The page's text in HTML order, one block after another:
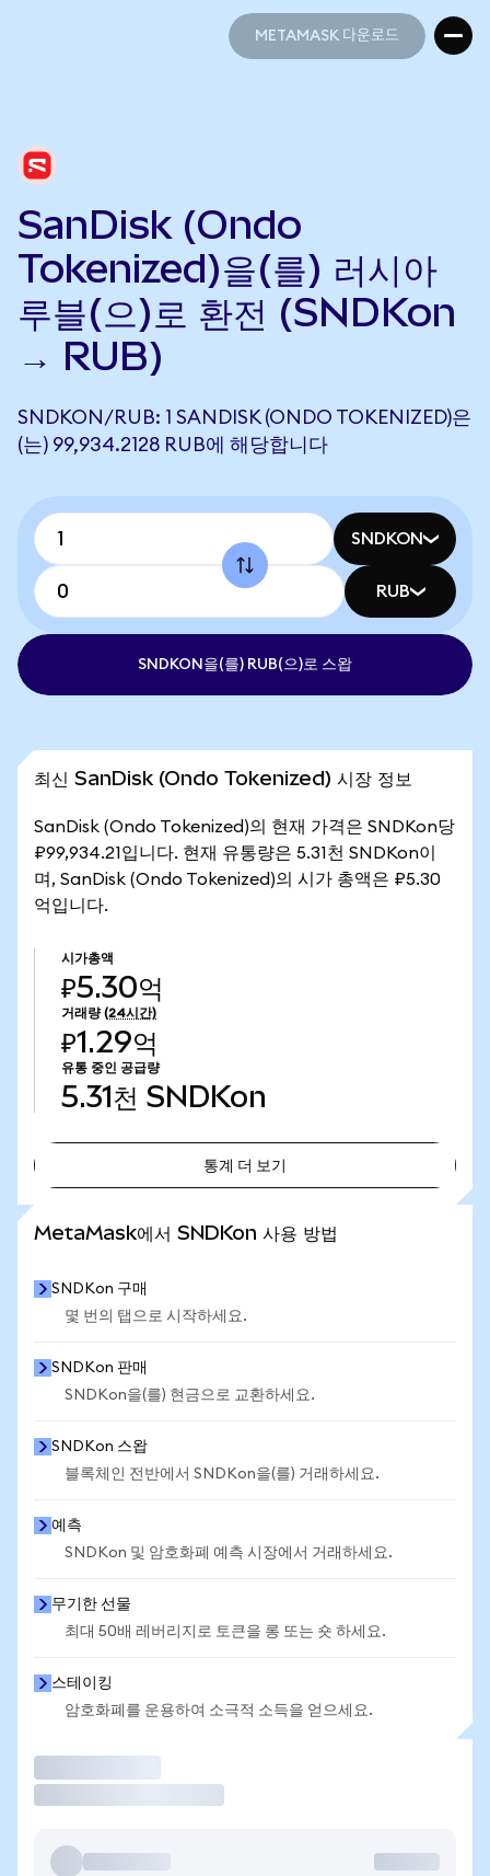
METAMASK 다운로드
SanDisk (Ondo
Tokenized)을(를) 러시아
루블(으)로 환전 (SNDKon
→ RUB)
SNDKON/RUB: 1 SANDISK (ONDO TOKENIZED)은
(는) 99,934.2128 RUB에 해당합니다
SNDKON
RUB
SNDKON을(를) RUB(으)로 스왑
최신 SanDisk (Ondo Tokenized) 시장 정보
SanDisk (Ondo Tokenized)의 현재 가격은 SNDKon당
₽99,934.21입니다. 현재 유통량은 5.31천 SNDKon이
며, SanDisk (Ondo Tokenized)의 시가 총액은 ₽5.30
억입니다.
시가총액
₽5.30억
거래량 (24시간)
₽1.29억
유통 중인 공급량
5.31천 SNDKon
통계 더 보기
MetaMask에서 SNDKon 사용 방법
SNDKon 구매
몇 번의 탭으로 시작하세요.
SNDKon 판매
SNDKon을(를) 현금으로 교환하세요.
SNDKon 스왑
블록체인 전반에서 SNDKon을(를) 거래하세요.
예측
SNDKon 및 암호화폐 예측 시장에서 거래하세요.
무기한 선물
최대 50배 레버리지로 토큰을 롱 또는 숏 하세요.
스테이킹
암호화폐를 운용하여 소극적 소득을 얻으세요.